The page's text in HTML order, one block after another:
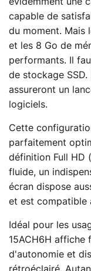
évidemment une
capable de
du moment. Mais
et les 8 Go de
performants. Il
de stockage
assureront un
logiciels.
Cette
parfaitement
définition Full HD
fluide, un
écran dispose
et est compatible
Idéal pour les
15ACH6H affiche
d'autonomie et